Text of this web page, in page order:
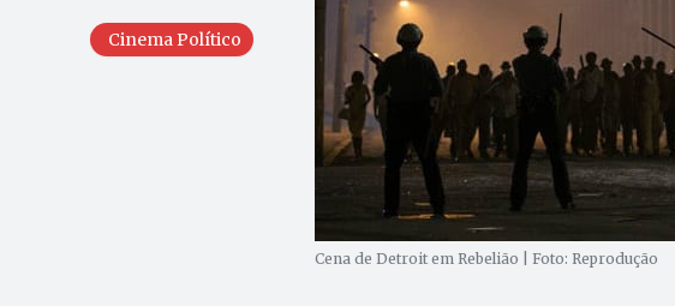
Cinema Político
Cena de Detroit em Rebelião | Foto: Reprodução